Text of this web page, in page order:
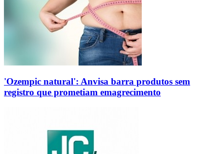
'Ozempic natural': Anvisa barra produtos sem
registro que prometiam emagrecimento